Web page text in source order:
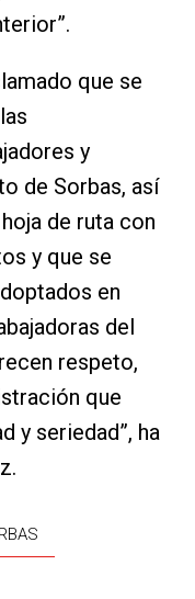
que se
y
de Sorbas, así
de ruta con
y que se
en
del
respeto,
que
y seriedad”, ha